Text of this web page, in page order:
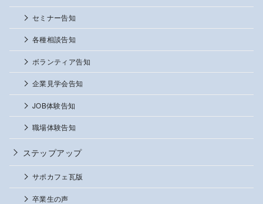
セミナー告知
各種相談告知
ボランティア告知
企業見学会告知
JOB体験告知
職場体験告知
ステップアップ
サポカフェ瓦版
卒業生の声